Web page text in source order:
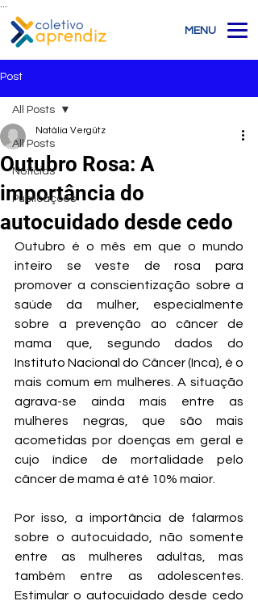
MENU
Post
All Posts
Notícias
Publicações
All Posts
Outubro Rosa: A
importância do
autocuidado desde cedo
Natália Vergütz
Outubro é o mês em que o mundo
inteiro se veste de rosa para
promover a conscientização sobre a
saúde da mulher, especialmente
sobre a prevenção ao câncer de
mama que, segundo dados do
Instituto Nacional do Câncer (Inca), é o
mais comum em mulheres. A situação
agrava-se ainda mais entre as
mulheres negras, que são mais
acometidas por doenças em geral e
cujo índice de mortalidade pelo
câncer de mama é até 10% maior.
Por isso, a importância de falarmos
sobre o autocuidado, não somente
entre as mulheres adultas, mas
também entre as adolescentes.
Estimular o autocuidado desde cedo